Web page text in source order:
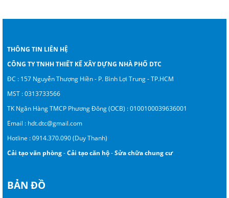
THÔNG TIN LIÊN HỆ
CÔNG TY TNHH THIẾT KẾ XÂY DỰNG NHÀ PHỐ DTC
ĐC : 157 Nguyễn Thượng Hiền - P. Bình Lợi Trung - TP.HCM
MST : 0313733566
TK Ngân Hàng TMCP Phương Đông (OCB) : 0100100039636001
Email : hdt.dtc@gmail.com
Hotline :0914.370.090 (Duy Thanh)
Cải tạo văn phòng-Cải tạo căn hộ-Sửa chữa chung cư
BẢN ĐỒ